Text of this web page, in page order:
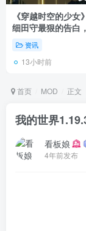
《穿越时空的少女
细田守最狠的告白
认有些夏天回不去了
资讯
13小时前
首页 MOD 正文
我的世界
看板娘
4年前发布